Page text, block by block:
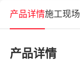
产品详情施工现场
产品详情